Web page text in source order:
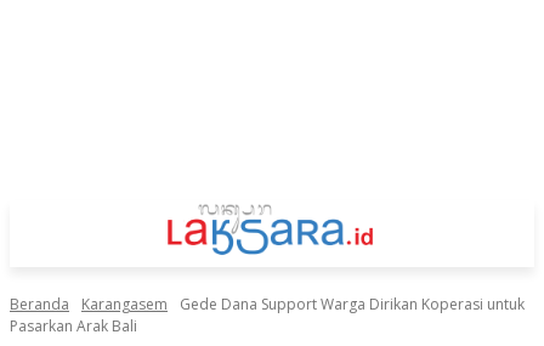
Beranda Karangasem
Gede Dana Support Warga Dirikan Koperasi untuk
Pasarkan Arak Bali